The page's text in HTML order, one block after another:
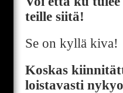
teille siitä!
Se on kyllä kiva!
Koskas
loistavasti